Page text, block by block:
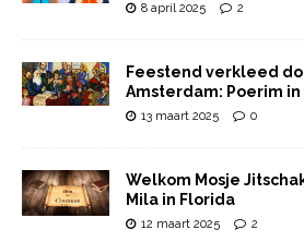
8 april 2025 2
Feestend verkleed
Amsterdam: Poerim in
13 maart 2025 0
Welkom Mosje
Mila in Florida
12 maart 2025 2